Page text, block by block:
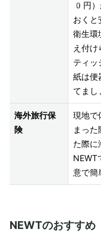
0円）
おくと
衛生環
え付け
ティッ
紙は便
てまし
海外旅行保
険
現地で
まった
た際に
NEWT
意で簡
NEWTのおすすめ